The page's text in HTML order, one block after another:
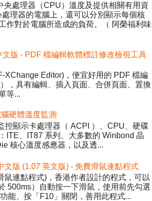
央處理器（CPU）溫度及提供相關有用資
理器的電腦上，還可以分別顯示每個核
作對於電腦所造成的負荷。（ 阿榮福利味
版 - PDF 檔編輯軟體標註修改檢視工具
XChange Editor)，便宜好用的 PDF 檔編
，具有編輯、插入頁面、合併頁面、置換
等...
硬體溫度監測
控顯示卡處理器（ ACPI ）、CPU、硬碟
ITE、IT87 系列、大多數的 Winbond 晶
核心溫度感應器，以及透...
版 (1.07 英文版) - 免費滑鼠連點程式
連點程式)，香港作者設計的程式，可以
500ms）自動按一下滑鼠，使用前先勾選
能、按「F10」關閉，善用此程式...